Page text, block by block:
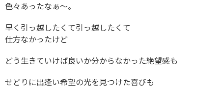
色々あったなぁ〜。
早く引っ越したくて引っ越したくて
仕方なかったけど
どう生きていけば良いか分からなかった絶望感も
せどりに出逢い希望の光を見つけた喜びも